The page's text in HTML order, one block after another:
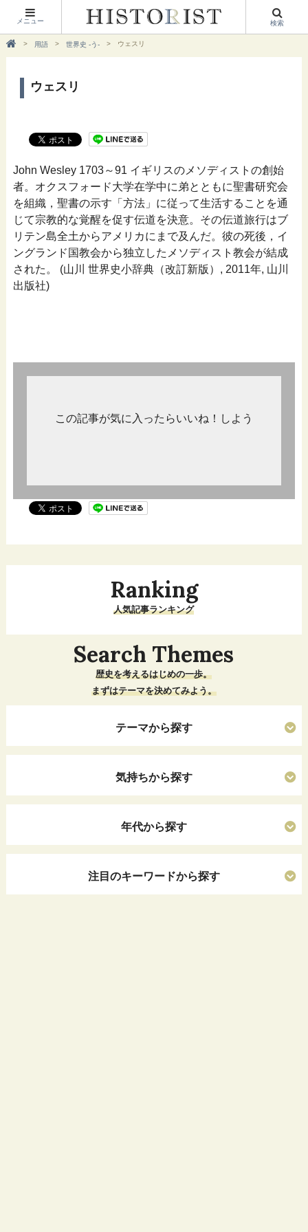
メニュー 検索
用語 世界史 -う- ウェスリ
ウェスリ
John Wesley 1703～91 イギリスのメソディストの創始
者。オクスフォード大学在学中に弟とともに聖書研究会
を組織，聖書の示す「方法」に従って生活することを通
じて宗教的な覚醒を促す伝道を決意。その伝道旅行はブ
リテン島全土からアメリカにまで及んだ。彼の死後，イ
ングランド国教会から独立したメソディスト教会が結成
された。 (山川 世界史小辞典（改訂新版）, 2011年, 山川
出版社)
この記事が気に入ったらいいね！しよう
Ranking
人気記事ランキング
Search Themes
歴史を考えるはじめの一歩。
まずはテーマを決めてみよう。
テーマから探す
気持ちから探す
年代から探す
注目のキーワードから探す